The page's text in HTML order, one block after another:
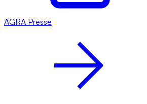
AGRA Presse